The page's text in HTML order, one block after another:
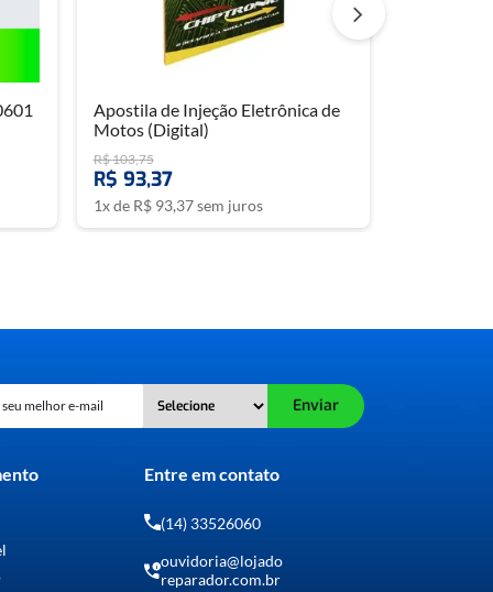
Apostila de Injeção Eletrônica de
Motos (Digital)
R$103,75
R$ 93,37
1x de R$ 93,37sem juros
Enviar
Entre em contato
(14) 33526060
ouvidoria@lojado
reparador.com.br